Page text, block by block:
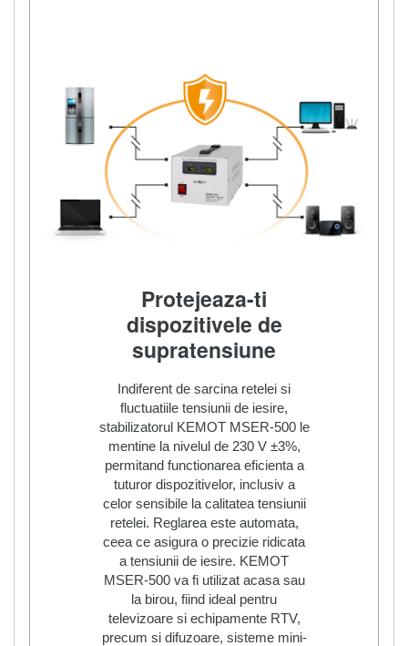
Protejeaza-ti
dispozitivele de
supratensiune
Indiferent de sarcina retelei si
fluctuatiile tensiunii de iesire,
stabilizatorul KEMOT MSER-500 le
mentine la nivelul de 230 V ±3%,
permitand functionarea eficienta a
tuturor dispozitivelor, inclusiv a
celor sensibile la calitatea tensiunii
retelei. Reglarea este automata,
ceea ce asigura o precizie ridicata
a tensiunii de iesire. KEMOT
MSER-500 va fi utilizat acasa sau
la birou, fiind ideal pentru
televizoare si echipamente RTV,
precum si difuzoare, sisteme mini-